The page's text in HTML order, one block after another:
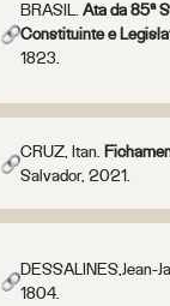
BRASIL.Ata da 85ª
Constituinte e
1823.
CRUZ, Itan.
Salvador, 2021.
DESSALINES,Jean-
1804.